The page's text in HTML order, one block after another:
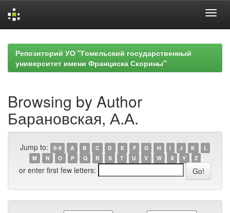
navigationРепозиторий УО "Гомельский государственный
университет имени Франциска Скорины"
Browsing by Author
Барановская, А.А.
Jump to: 0-9 A B C D E F G H I J K
L
M
N O P Q R S T U V W X Y Z
or enter first few letters: